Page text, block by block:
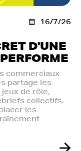
16/7/26
D'UNE
commerciaux
partage les
de rôle,
collectifs.
les